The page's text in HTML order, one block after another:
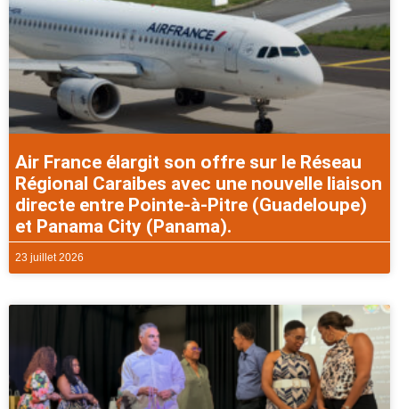
Air France élargit son offre sur le Réseau
Régional Caraibes avec une nouvelle liaison
directe entre Pointe-à-Pitre (Guadeloupe)
et Panama City (Panama).
23 juillet 2026